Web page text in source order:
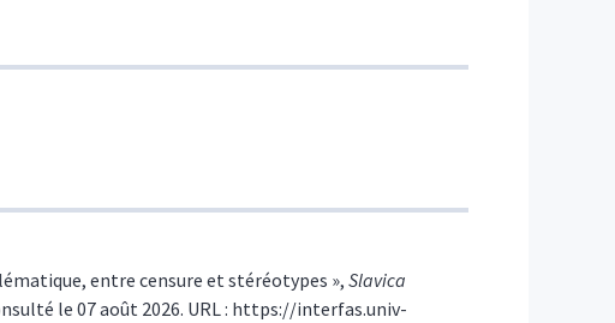
entre censure et stéréotypes », Slavica
le 07 août 2026. URL : https://interfas.univ-